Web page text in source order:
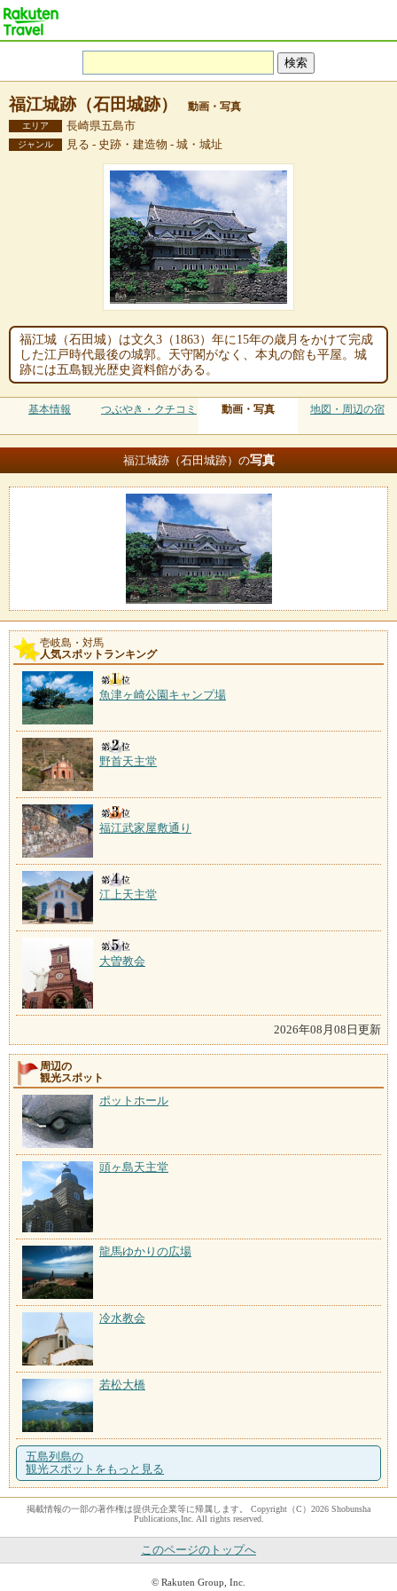
福江城跡（石田城跡） 動画・写真
エリア 長崎県五島市
ジャンル 見る - 史跡・建造物 - 城・城址
福江城（石田城）は文久3（1863）年に15年の歳月をかけて完成
した江戸時代最後の城郭。天守閣がなく、本丸の館も平屋。城
跡には五島観光歴史資料館がある。
基本情報 つぶやき・クチコミ 動画・写真 地図・周辺の宿
福江城跡（石田城跡）の写真
壱岐島・対馬
人気スポットランキング
魚津ヶ崎公園キャンプ場
野首天主堂
福江武家屋敷通り
江上天主堂
大曽教会
2026年08月08日更新
周辺の
観光スポット
ポットホール
頭ヶ島天主堂
龍馬ゆかりの広場
冷水教会
若松大橋
五島列島の
観光スポットをもっと見る
掲載情報の一部の著作権は提供元企業等に帰属します。 Copyright（C）2026 Shobunsha
Publications,Inc. All rights reserved.
このページのトップへ
© Rakuten Group, Inc.